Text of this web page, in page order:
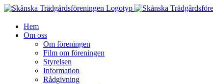
Fortsätt
innehållet
Hem
Om oss
Om föreningen
Film om föreningen
Styrelsen
Information
Rådgivning